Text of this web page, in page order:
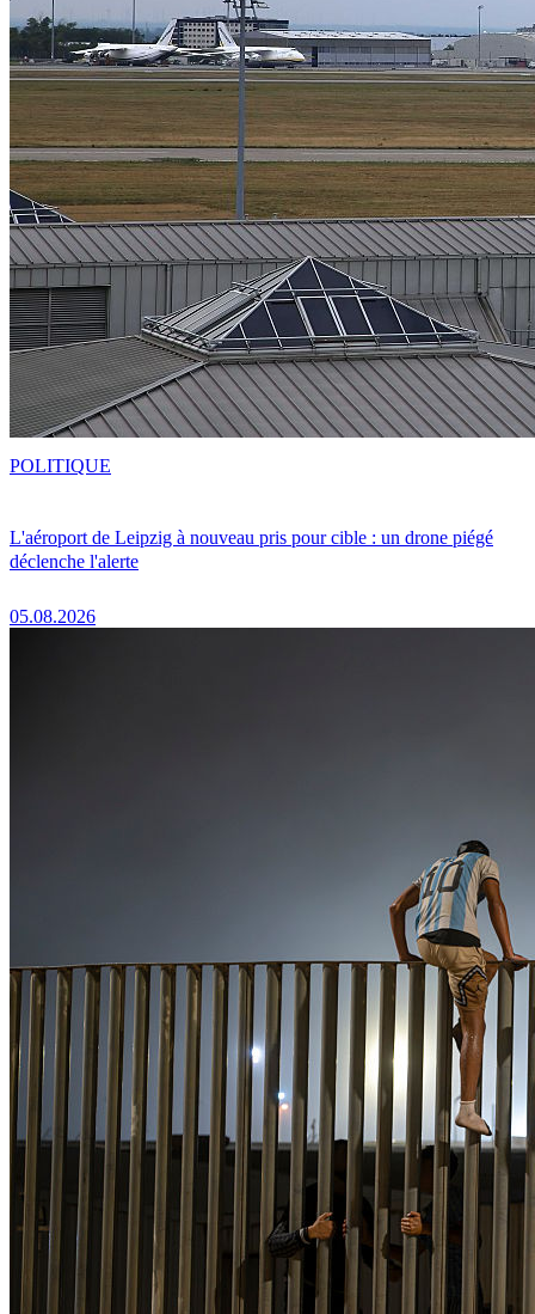
L'aéroport de Leipzig à nouveau pris pour cible : un drone piégé
déclenche l'alerte
05.08.2026
POLITIQUE